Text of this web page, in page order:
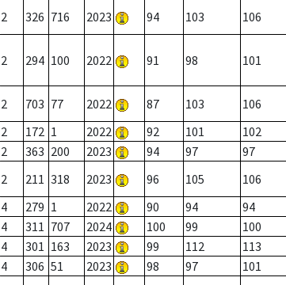
2 326 716 2023 94 103 106
2 294 100 2022 91 98 101
2 703 77 2022 87 103 106
2 172 1 2022 92 101 102
2 363 200 2023 94 97 97
2 211 318 2023 96 105 106
4 279 1 2022 90 94 94
4 311 707 2024 100 99 100
4 301 163 2023 99 112 113
4 306 51 2023 98 97 101